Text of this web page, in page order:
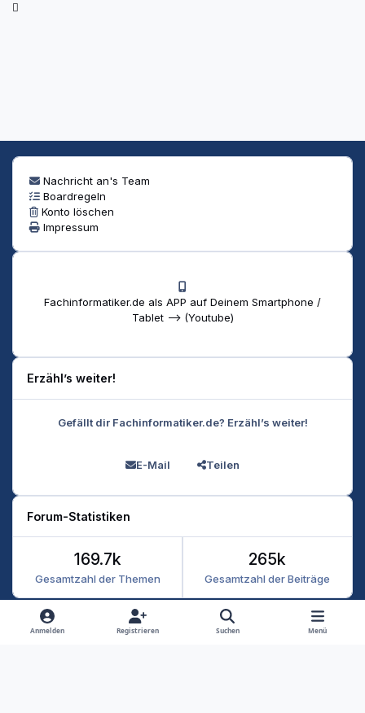
Nachricht an's Team
Boardregeln
Konto löschen
Impressum
Fachinformatiker.de als APP auf Deinem Smartphone /
Tablet --> (Youtube)
Erzähl’s weiter!
Gefällt dir Fachinformatiker.de? Erzähl’s weiter!
E-Mail Teilen
Forum-Statistiken
Gesamtzahl der Themen
169.7k
Gesamtzahl der Beiträge
265k
Heller Modus
Dunkler Modus
Systemeinstellung
Anmelden Registrieren Suchen Menü